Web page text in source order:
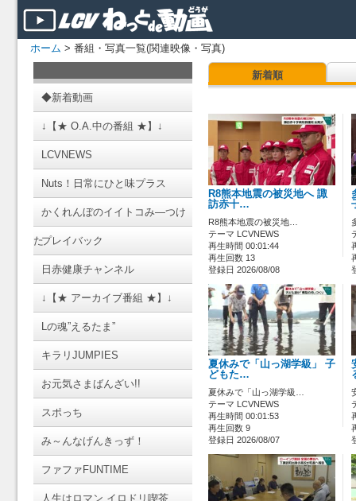
ホーム > 番組・写真一覧(関連映像・写真)
◆新着動画
↓【★ O.A.中の番組 ★】↓
LCVNEWS
Nuts！日常にひと味プラス
かくれんぼのイイトコみ―つけ
たプレイバック
日赤健康チャンネル
↓【★ アーカイブ番組 ★】↓
Lの魂”えるたま”
キラリJUMPIES
お元気さまばんざい!!
スポっち
み～んなげんきっず！
ファファFUNTIME
人生はロマン イロドリ喫茶
新着順
R8熊本地震の被災地へ 諏
訪赤十…
R8熊本地震の被災地…
テーマ LCVNEWS
再生時間 00:01:44
再生回数 13
登録日 2026/08/08
夏休みで「山っ湖学級」 子
どもた…
夏休みで「山っ湖学級…
テーマ LCVNEWS
再生時間 00:01:53
再生回数 9
登録日 2026/08/07